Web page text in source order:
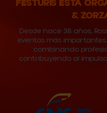
FESTURIS ESTÁ
&
Desde hace 38 años,
eventos más
combinando
contribuyendo al